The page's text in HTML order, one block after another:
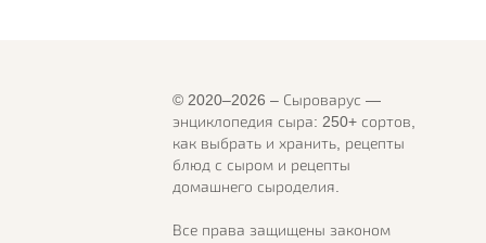
© 2020–2026 – Сыроварус —
энциклопедия сыра: 250+ сортов,
как выбрать и хранить, рецепты
блюд с сыром и рецепты
домашнего сыроделия.
Все права защищены законом